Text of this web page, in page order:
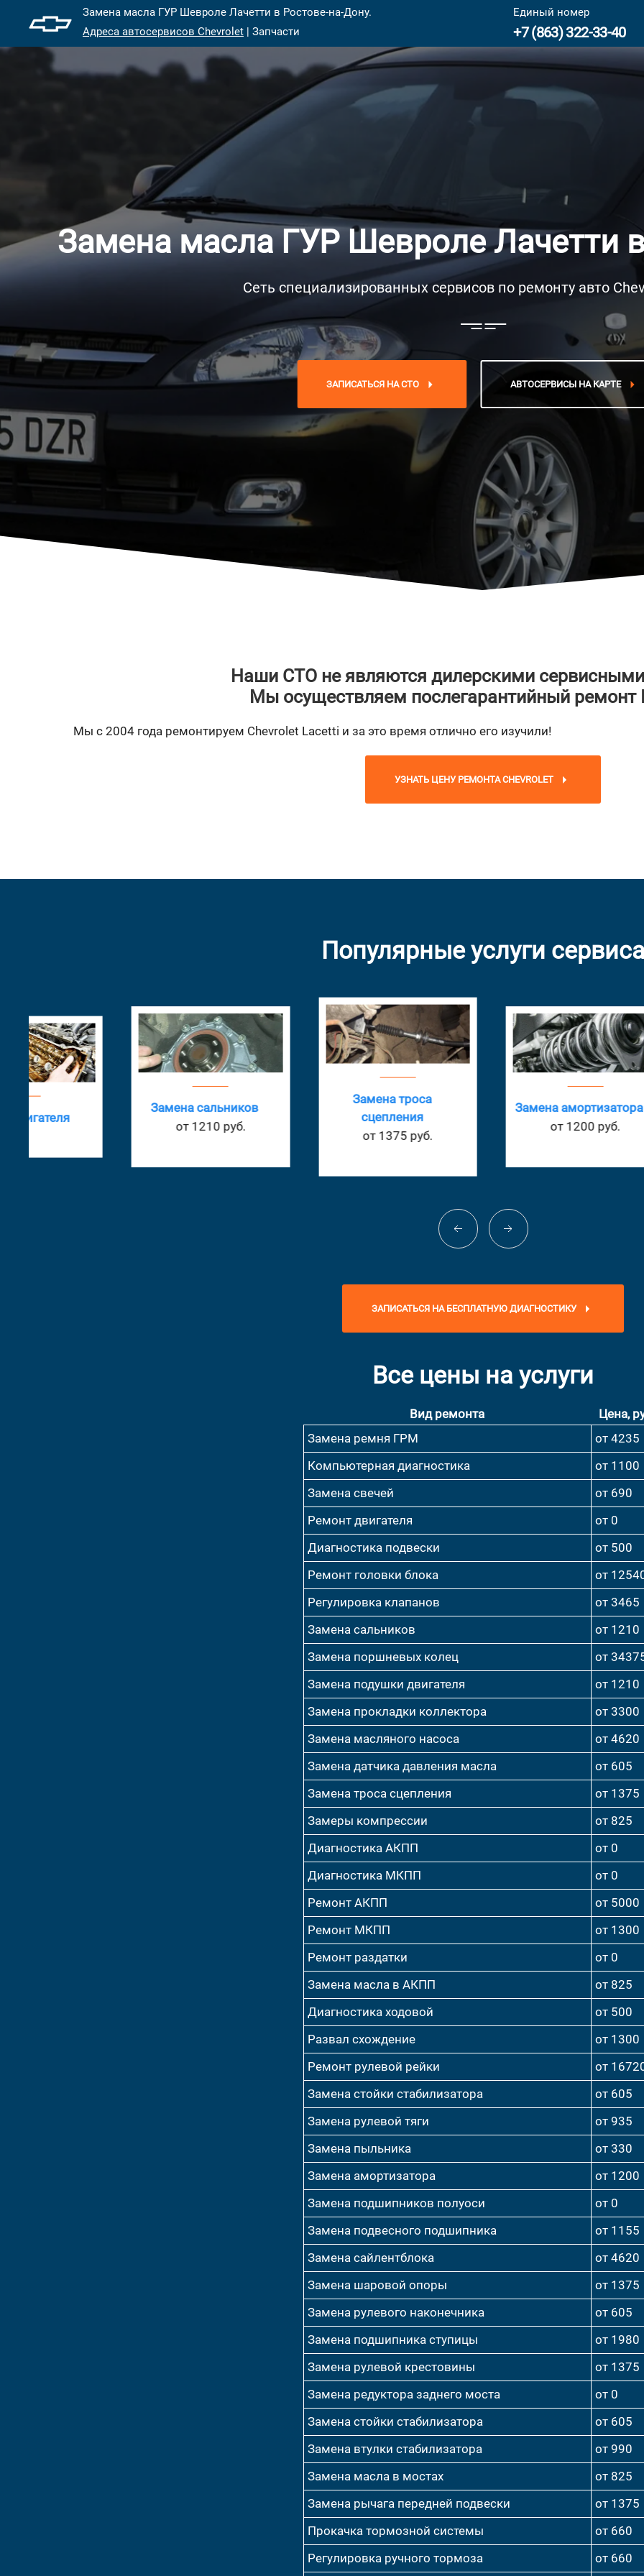
Замена масла ГУР Шевроле Лачетти в Ростове-на-Дону.
Адреса автосервисов Chevrolet | Запчасти
Единый номер
+7 (863) 322-33-40
Замена масла ГУР Шевроле Лачетти
Сеть специализированных сервисов по ремонту авто
ЗАПИСАТЬСЯ НА СТО АВТОСЕРВИСЫ НА КАРТЕ
Наши СТО не являются дилерскими
Мы осуществляем послегарантийный
Мы с 2004 года ремонтируем Chevrolet Lacetti и за это время отлично его изучили!
УЗНАТЬ ЦЕНУ РЕМОНТА CHEVROLET
Популярные услуги
Замена сальников
Замена амортизатора
ЗАПИСАТЬСЯ НА БЕСПЛАТНУЮ ДИАГНОСТИКУ
Все цены на услуги
Вид ремонта
Цена,
Замена ремня ГРМ
от 4235
Компьютерная диагностика
от 1100
Замена свечей
от 690
Ремонт двигателя
от 0
Диагностика подвески
от 500
Ремонт головки блока
от
Регулировка клапанов
от 3465
Замена сальников
от 1210
Замена поршневых колец
от
Замена подушки двигателя
от 1210
Замена прокладки коллектора
от 3300
Замена масляного насоса
от 4620
Замена датчика давления масла
от 605
Замена троса сцепления
от 1375
Замеры компрессии
от 825
Диагностика АКПП
от 0
Диагностика МКПП
от 0
Ремонт АКПП
от 5000
Ремонт МКПП
от 1300
Ремонт раздатки
от 0
Замена масла в АКПП
от 825
Диагностика ходовой
от 500
Развал схождение
от 1300
Ремонт рулевой рейки
от
Замена стойки стабилизатора
от 605
Замена рулевой тяги
от 935
Замена пыльника
от 330
Замена амортизатора
от 1200
Замена подшипников полуоси
от 0
Замена подвесного подшипника
от 1155
Замена сайлентблока
от 4620
Замена шаровой опоры
от 1375
Замена рулевого наконечника
от 605
Замена подшипника ступицы
от 1980
Замена рулевой крестовины
от 1375
Замена редуктора заднего моста
от 0
Замена стойки стабилизатора
от 605
Замена втулки стабилизатора
от 990
Замена масла в мостах
от 825
Замена рычага передней подвески
от 1375
Прокачка тормозной системы
от 660
Регулировка ручного тормоза
от 660